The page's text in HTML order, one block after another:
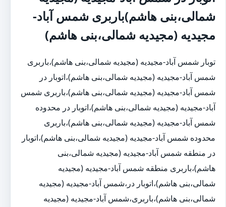
شمالی،بنی هاشم)باربری شمس آباد-
مجیدیه (مجیدیه شمالی،بنی هاشم)
توبار شمس آباد-مجیدیه (مجیدیه شمالی،بنی هاشم)،باربری
شمس آباد-مجیدیه (مجیدیه شمالی،بنی هاشم)،اتوبار در
شمس آباد-مجیدیه (مجیدیه شمالی،بنی هاشم)،باربری شمس
آباد-مجیدیه (مجیدیه شمالی،بنی هاشم)،اتوبار در محدوده
شمس آباد-مجیدیه (مجیدیه شمالی،بنی هاشم)،باربری
محدوده شمس آباد-مجیدیه (مجیدیه شمالی،بنی هاشم)،اتوبار
در منطقه شمس آباد-مجیدیه (مجیدیه شمالی،بنی
هاشم)،باربری منطقه شمس آباد-مجیدیه (مجیدیه
شمالی،بنی هاشم)،اتوبار در،شمس آباد-مجیدیه (مجیدیه
شمالی،بنی هاشم)،باربری،شمس آباد-مجیدیه (مجیدیه